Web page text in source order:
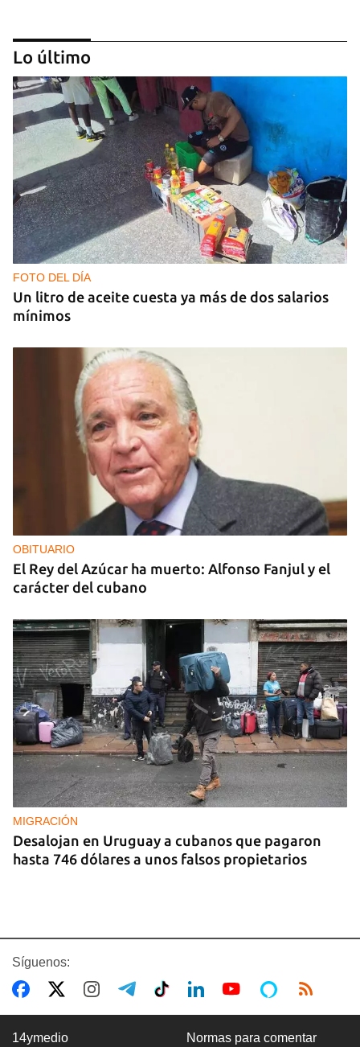
‘Sensación Azul’, de Reynerio Tamayo
Lo último
FOTO DEL DÍA
Un litro de aceite cuesta ya más de dos salarios
mínimos
OBITUARIO
El Rey del Azúcar ha muerto: Alfonso Fanjul y el
carácter del cubano
MIGRACIÓN
Desalojan en Uruguay a cubanos que pagaron
hasta 746 dólares a unos falsos propietarios
Síguenos:
14ymedio Normas para comentar